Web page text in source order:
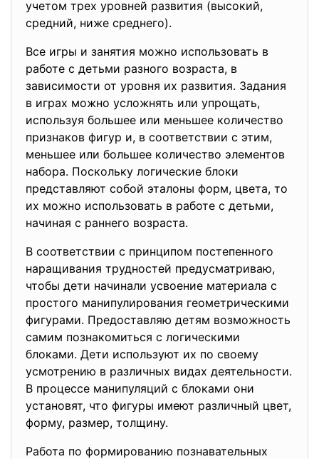
учетом трех уровней развития (высокий,
средний, ниже среднего).
Все игры и занятия можно использовать в
работе с детьми разного возраста, в
зависимости от уровня их развития. Задания
в играх можно усложнять или упрощать,
используя большее или меньшее количество
признаков фигур и, в соответствии с этим,
меньшее или большее количество элементов
набора. Поскольку логические блоки
представляют собой эталоны форм, цвета, то
их можно использовать в работе с детьми,
начиная с раннего возраста.
В соответствии с принципом постепенного
наращивания трудностей предусматриваю,
чтобы дети начинали усвоение материала с
простого манипулирования геометрическими
фигурами. Предоставляю детям возможность
самим познакомиться с логическими
блоками. Дети используют их по своему
усмотрению в различных видах деятельности.
В процессе манипуляций с блоками они
установят, что фигуры имеют различный цвет,
форму, размер, толщину.
Работа по формированию познавательных